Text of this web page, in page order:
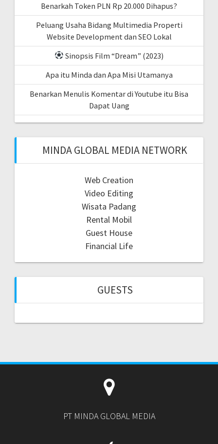
Benarkah Token PLN Rp 20.000 Dihapus?
Peluang Usaha Bidang Multimedia Properti
Website Development dan SEO Lokal
Sinopsis Film “Dream” (2023)
Apa itu Minda dan Apa Misi Utamanya
Benarkan Menulis Komentar di Youtube itu Bisa
Dapat Uang
MINDA GLOBAL MEDIA NETWORK
Web Creation
Video Editing
Wisata Padang
Rental Mobil
Guest House
Financial Life
GUESTS
PT MINDA GLOBAL MEDIA